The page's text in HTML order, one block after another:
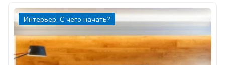
Интерьер. С чего начать?